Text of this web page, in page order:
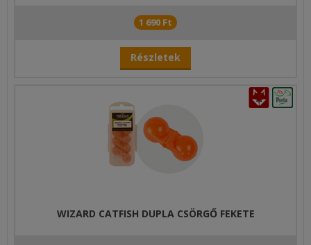
1 690 Ft
Részletek
WIZARD CATFISH DUPLA CSÖRGŐ FEKETE